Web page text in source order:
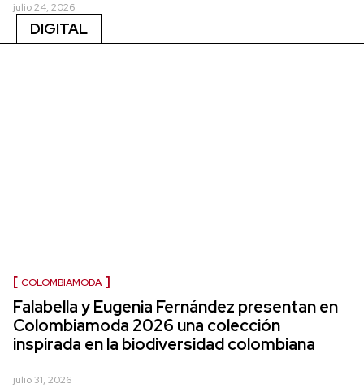
julio 24, 2026
DIGITAL
COLOMBIAMODA
Falabella y Eugenia Fernández presentan en
Colombiamoda 2026 una colección
inspirada en la biodiversidad colombiana
julio 31, 2026